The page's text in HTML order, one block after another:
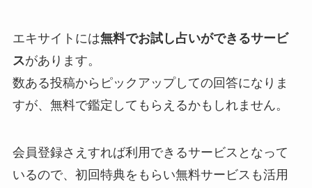
エキサイトには無料でお試し占いができるサービ
スがあります。
数ある投稿からピックアップしての回答になりま
すが、無料で鑑定してもらえるかもしれません。
会員登録さえすれば利用できるサービスとなって
いるので、初回特典をもらい無料サービスも活用